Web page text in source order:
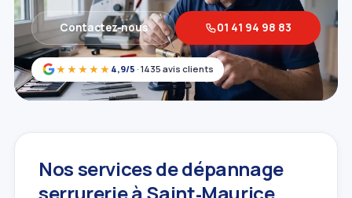
★★★★★ 4,9/5 · 1435 avis clients
Contactez‑nous 01 41 94 98 83
Nos services de dépannage
serrurerie à Saint‑Maurice